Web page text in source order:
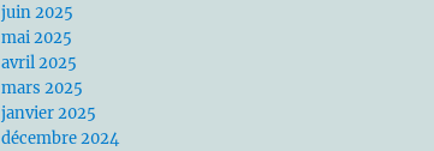
juin 2025
mai 2025
avril 2025
mars 2025
janvier 2025
décembre 2024